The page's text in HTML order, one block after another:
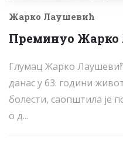
Жарко Лаушевић
Преминуо Жарко
Глумац Жарко
данас у 63. години
болести, саопштила је
о д...